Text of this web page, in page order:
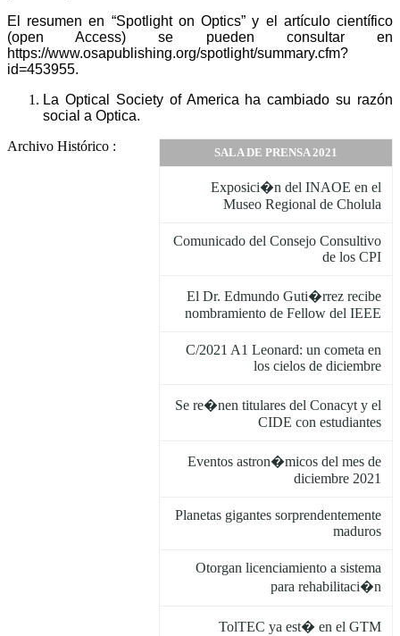
El resumen en “Spotlight on Optics” y el artículo científico
(open Access) se pueden consultar en
https://www.osapublishing.org/spotlight/summary.cfm?
id=453955.
La Optical Society of America ha cambiado su razón
social a Optica.
SALA DE PRENSA 2021
Exposici�n del INAOE en el
Museo Regional de Cholula
Comunicado del Consejo Consultivo
de los CPI
El Dr. Edmundo Guti�rrez recibe
nombramiento de Fellow del IEEE
C/2021 A1 Leonard: un cometa en
los cielos de diciembre
Se re�nen titulares del Conacyt y el
CIDE con estudiantes
Eventos astron�micos del mes de
diciembre 2021
Planetas gigantes sorprendentemente
maduros
Otorgan licenciamiento a sistema
para rehabilitaci�n
TolTEC ya est� en el GTM
Archivo Histórico :